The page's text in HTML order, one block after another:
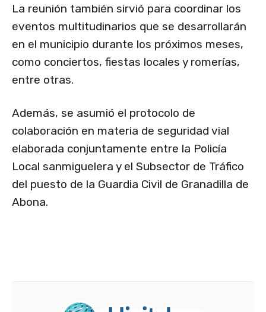
La reunión también sirvió para coordinar los
eventos multitudinarios que se desarrollarán
en el municipio durante los próximos meses,
como conciertos, fiestas locales y romerías,
entre otras.
Además, se asumió el protocolo de
colaboración en materia de seguridad vial
elaborada conjuntamente entre la Policía
Local sanmiguelera y el Subsector de Tráfico
del puesto de la Guardia Civil de Granadilla de
Abona.